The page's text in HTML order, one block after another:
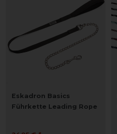
Eskadron Basics
Führkette Leading Rope